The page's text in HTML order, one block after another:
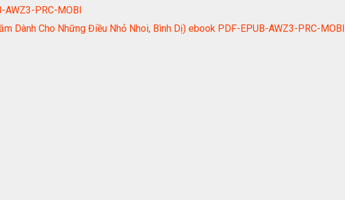
AWZ3-PRC-MOBI
Dành Cho Những Điều Nhỏ Nhoi, Bình Dị) ebook PDF-EPUB-AWZ3-PRC-MOBI